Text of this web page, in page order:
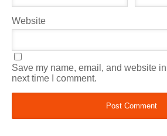
Website
Save my name, email, and website
next time I comment.